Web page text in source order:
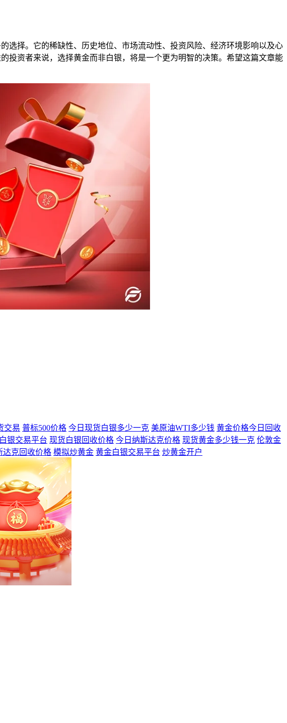
选择。它的稀缺性、历史地位、市场流动性、投资风险、经济环境影响以及心
投资者来说，选择黄金而非白银，将是一个更为明智的决策。希望这篇文章能
交易 普标500价格 今日现货白银多少一克 美原油WTI多少钱 黄金价格今日回收
银交易平台 现货白银回收价格 今日纳斯达克价格 现货黄金多少钱一克 伦敦金
达克回收价格 模拟炒黄金 黄金白银交易平台 炒黄金开户